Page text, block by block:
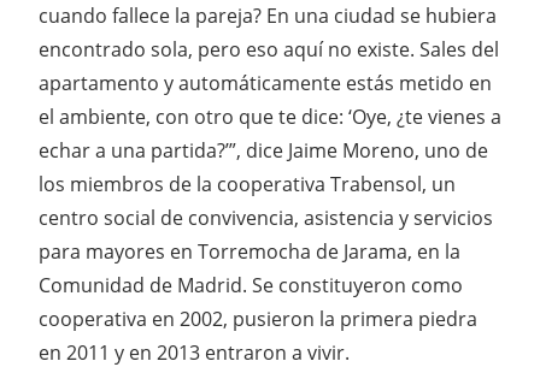
cuando fallece la pareja? En una ciudad se hubiera
encontrado sola, pero eso aquí no existe. Sales del
apartamento y automáticamente estás metido en
el ambiente, con otro que te dice: ‘Oye, ¿te vienes a
echar a una partida?’”, dice Jaime Moreno, uno de
los miembros de la cooperativa Trabensol, un
centro social de convivencia, asistencia y servicios
para mayores en Torremocha de Jarama, en la
Comunidad de Madrid. Se constituyeron como
cooperativa en 2002, pusieron la primera piedra
en 2011 y en 2013 entraron a vivir.